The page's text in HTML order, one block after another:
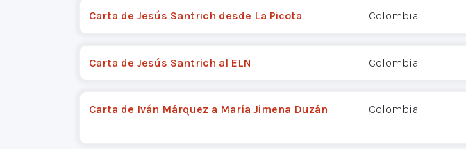
Carta de Jesús Santrich desde La Picota Colombia
Carta de Jesús Santrich al ELN Colombia
Carta de Iván Márquez a María Jimena Duzán Colombia